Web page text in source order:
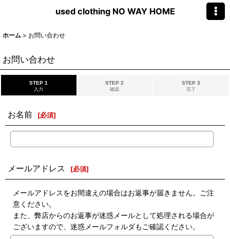
used clothing NO WAY HOME
ホーム > お問い合わせ
お問い合わせ
STEP 1
入力
STEP 2
確認
STEP 3
完了
お名前 [必須]
メールアドレス [必須]
メールアドレスをお間違えの場合はお返事が届きません。ご注
意ください。
また、弊店からのお返事が迷惑メールとして処理される場合が
ございますので、迷惑メールフォルダもご確認ください。